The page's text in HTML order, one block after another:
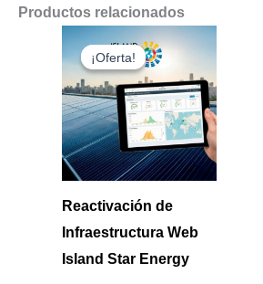
Productos relacionados
¡Oferta!
¡Oferta!
Reactivación de
Infraestructura Web
Island Star Energy
precio
original
era:
€ 500.00.
El
precio
es:
€ 450.00.